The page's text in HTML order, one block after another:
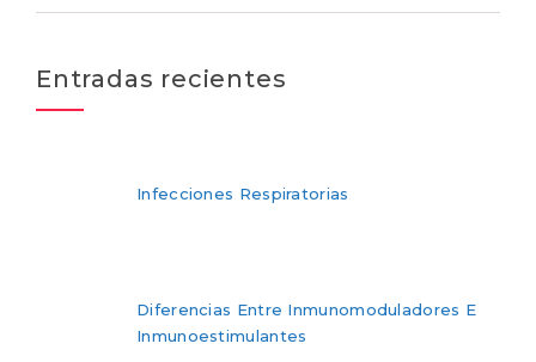
Entradas recientes
Infecciones Respiratorias
Diferencias Entre Inmunomoduladores E
Inmunoestimulantes